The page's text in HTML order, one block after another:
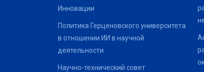
Инновации
Политика Герценовского университета
в отношении ИИ в научной
деятельности
Научно-технический совет